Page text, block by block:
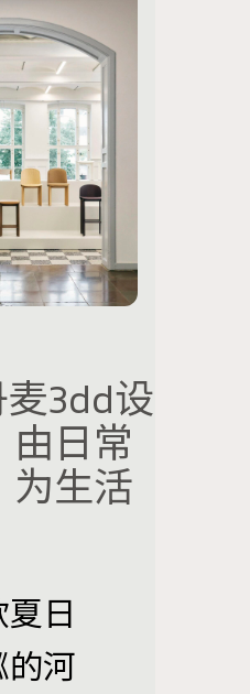
麦3dd设
日常
为生活
日
河